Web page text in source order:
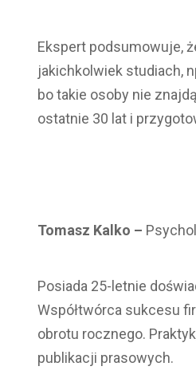
Ekspert podsumowuje,
jakichkolwiek studiach,
bo takie osoby nie
ostatnie 30 lat i
Tomasz Kalko –
Posiada 25-letnie
Współtwórca sukcesu
obrotu rocznego.
publikacji prasowych.